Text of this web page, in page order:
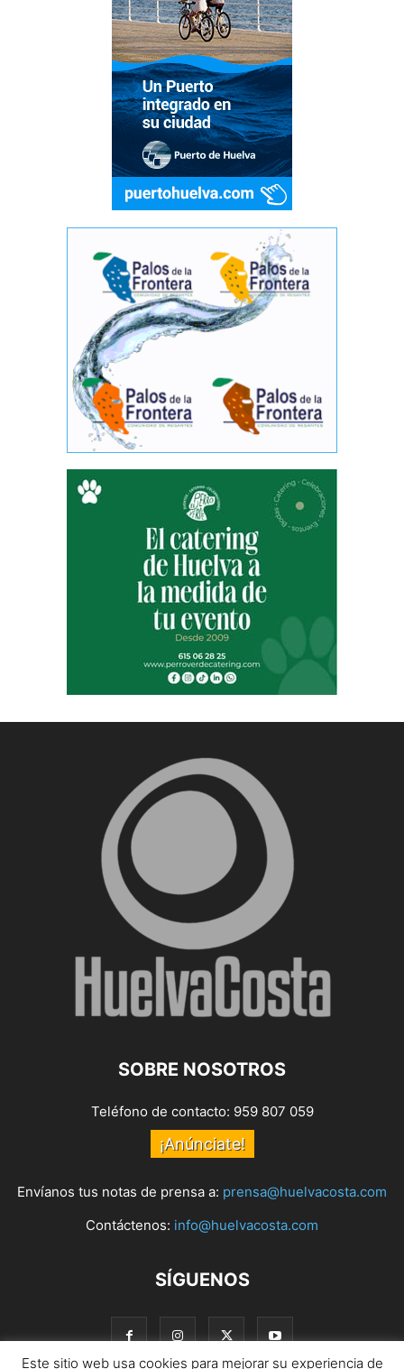
SOBRE NOSOTROS
Teléfono de contacto: 959 807 059
¡Anúnciate!
Envíanos tus notas de prensa a: prensa@huelvacosta.com
Contáctenos: info@huelvacosta.com
SÍGUENOS
Este sitio web usa cookies para mejorar su experiencia de